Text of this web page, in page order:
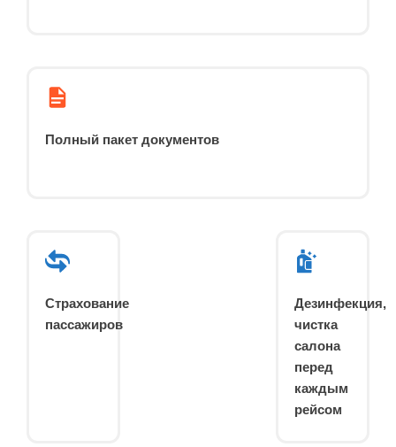
Полный пакет документов
Страхование
пассажиров
Дезинфекция,
чистка
салона
перед
каждым
рейсом